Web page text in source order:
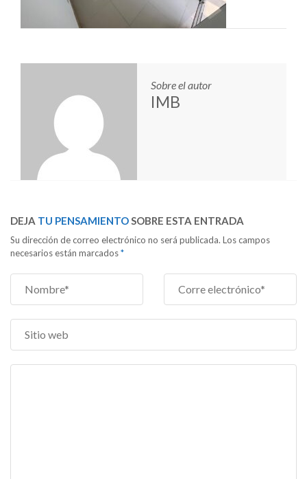
Sobre el autor
IMB
DEJA TU PENSAMIENTOSOBRE ESTA ENTRADA
Su dirección de correo electrónico no será publicada. Los campos
necesarios están marcados*